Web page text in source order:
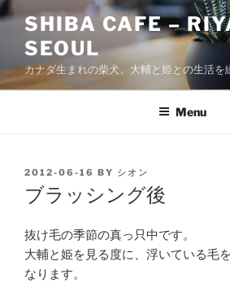
Skip
content
SHIBA CAFE –
SEOUL
カナダ生まれの柴犬、大輔と姫との生活を
Menu
POSTED
ON
2012-06-16 BY シオン
ブラッシング後
抜け毛の季節の真っ只中です。
大輔と姫を見る度に、浮いている毛
なります。